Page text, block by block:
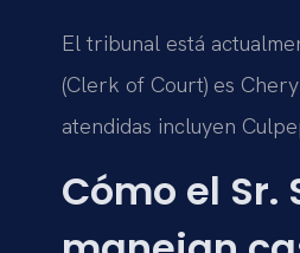
El tribunal está
(Clerk of Court) es
atendidas incluyen
Cómo el Sr.